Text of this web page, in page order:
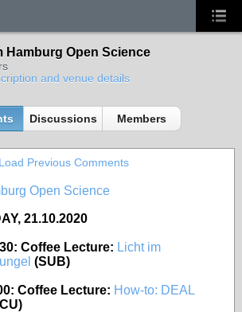
Hamburg Open Science
and venue details
Discussions Members
Load Previous Comments
Open Science
21.10.2020
Coffee Lecture: Licht im
(SUB)
Coffee Lecture: How-to: DEAL